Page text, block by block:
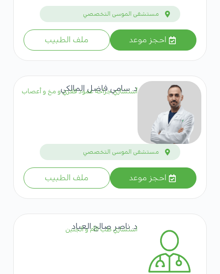
مستشفى الموسى التخصصي
احجز موعد ملف الطبيب
د. سامي فاضل المالكي
أستشاري جراحة عمود فقري و مخ و أعصاب
مستشفى الموسى التخصصي
احجز موعد ملف الطبيب
د. ناصر صالح العباد
استشاري طب الأم و الجنين